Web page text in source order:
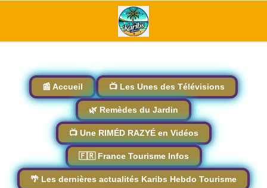
📰 Accueil 📺 Les Unes des Télévisions
🌿 Remèdes du Jardin
📺 Une RIMÉD RAZYÉ en Vidéos
🇫🇷 France Tourisme Infos
🌴 Les dernières actualités Karibs Hebdo Tourisme